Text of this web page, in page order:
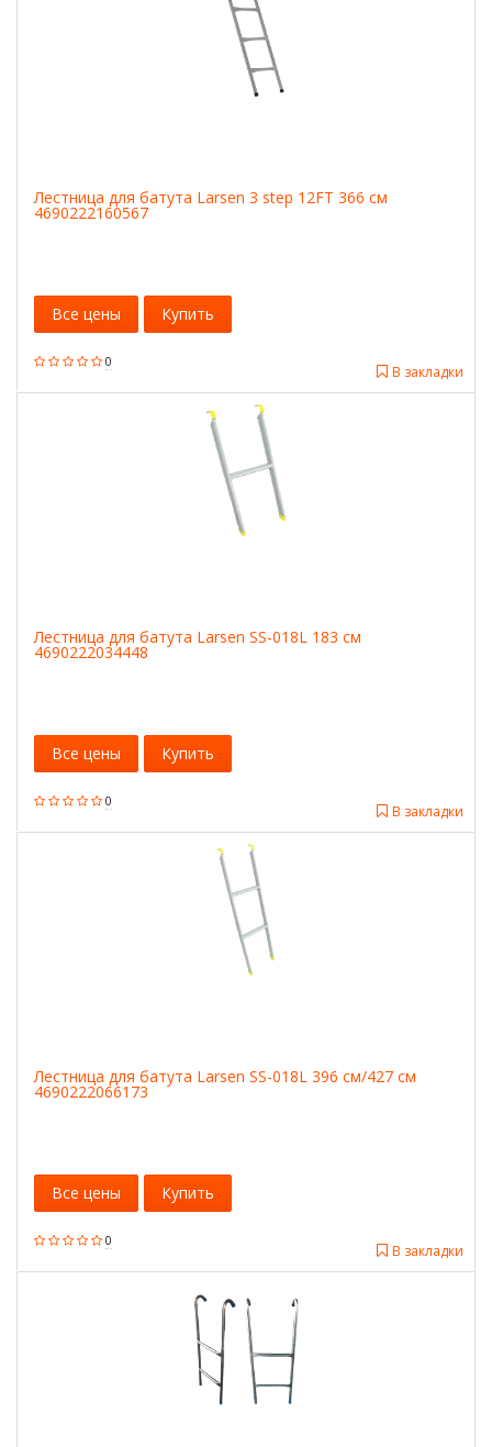
Лестница для батута Larsen 3 step 12FT 366 см
4690222160567
0
В закладки
Все цены Купить
Лестница для батута Larsen SS-018L 183 см
4690222034448
0
В закладки
Все цены Купить
Лестница для батута Larsen SS-018L 396 см/427 см
4690222066173
0
В закладки
Все цены Купить